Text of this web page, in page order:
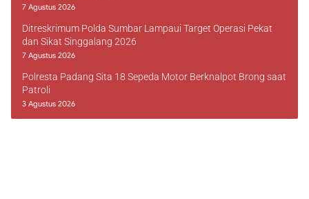
7 Agustus 2026
Ditreskrimum Polda Sumbar Lampaui Target Operasi Pekat
dan Sikat Singgalang 2026
7 Agustus 2026
Polresta Padang Sita 18 Sepeda Motor Berknalpot Brong saat
Patroli
3 Agustus 2026